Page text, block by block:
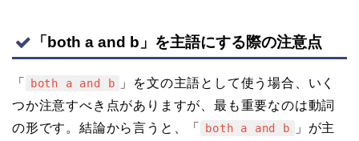
「both a and b」を主語にする際の注意点
「 both a and b
」を文の主語として使う場合、いく
つか注意すべき点がありますが、最も重要なのは動詞
の形です。結論から言うと、「
both a and b 」が主